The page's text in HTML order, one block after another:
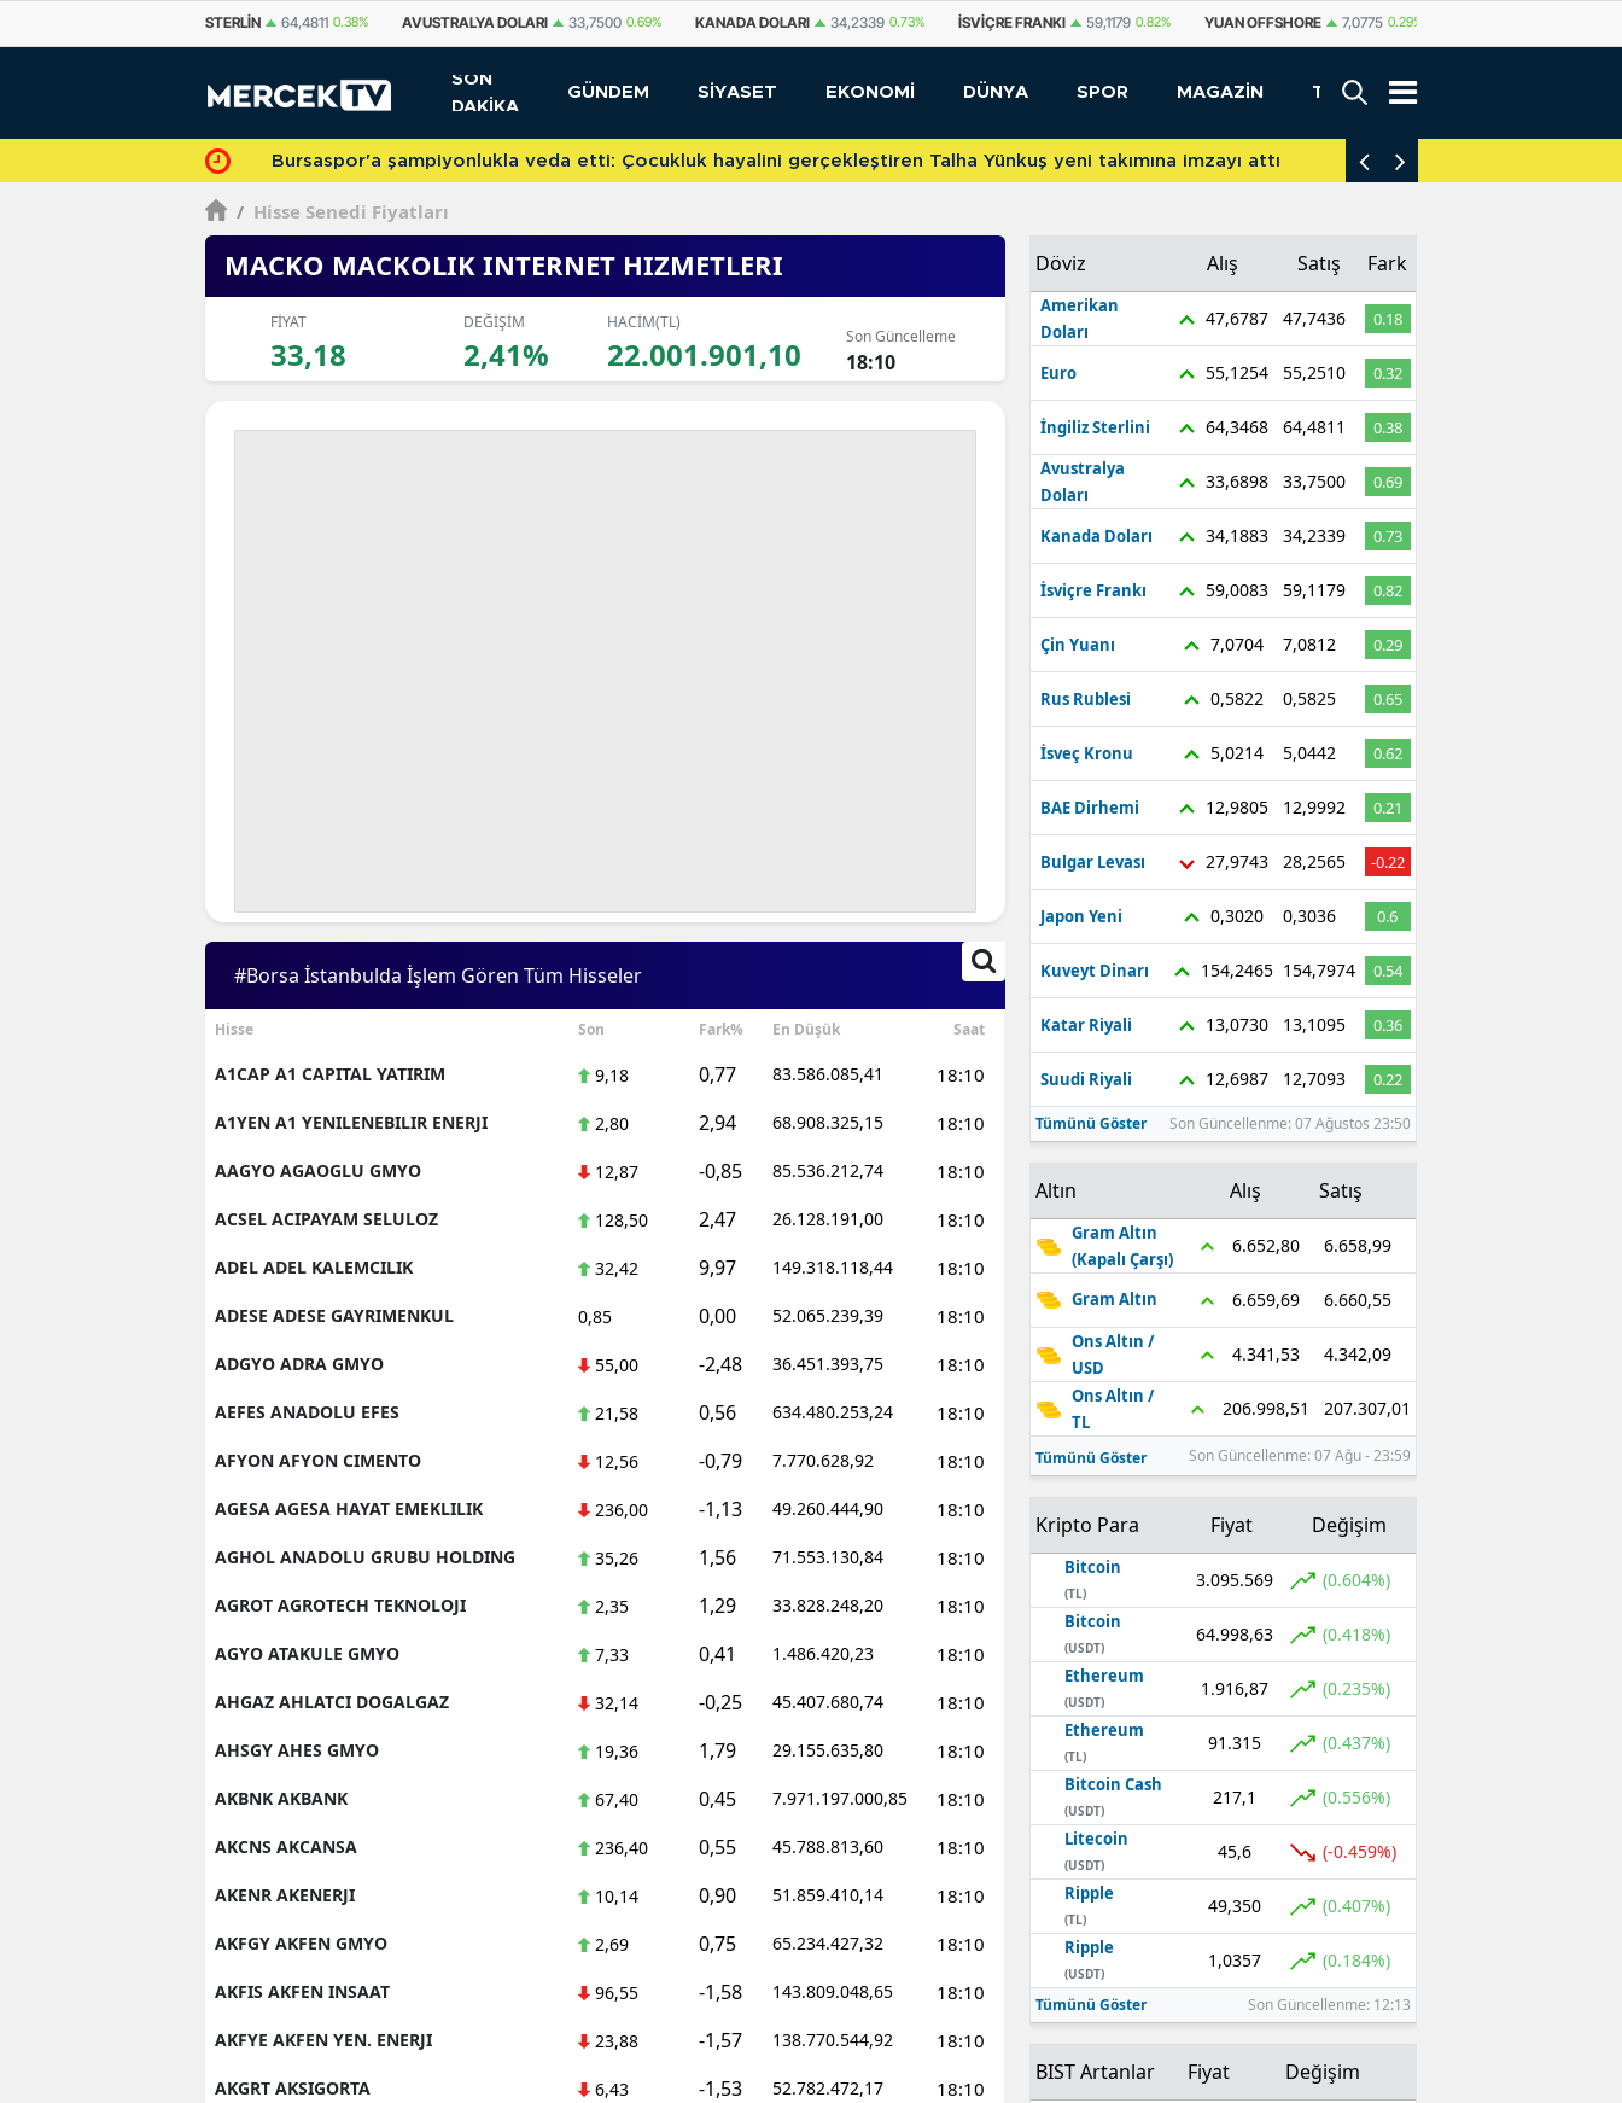
AVUSTRALYA DOLARI 33,7500 0.69% KANADA DOLARI 34,2339 0.73% İSVIÇRE FRANKI 59,1179 0.82% YUAN OFFSHORE 7,0775 0.29% YUAN 7,0812 0.29%
SON
DAKİKA
GÜNDEM SİYASET EKONOMİ DÜNYA SPOR MAGAZİN TEKNOLOJİ
Bursaspor'a şampiyonlukla veda etti: Çocukluk hayalini gerçekleştiren Talha Yünkuş yeni takımına imzayı attı
/ Hisse Senedi Fiyatları
MACKO MACKOLIK INTERNET HIZMETLERI
FİYAT
33,18
DEĞİŞİM
2,41%
HACİM(TL)
22.001.901,10 Son Güncelleme
18:10
#Borsa İstanbulda İşlem Gören Tüm Hisseler
Hisse Son Fark% En Düşük Saat
A1CAP A1 CAPITAL YATIRIM 9,18 0,77 83.586.085,41 18:10
A1YEN A1 YENILENEBILIR ENERJI 2,80 2,94 68.908.325,15 18:10
AAGYO AGAOGLU GMYO 12,87 -0,85 85.536.212,74 18:10
ACSEL ACIPAYAM SELULOZ 128,50 2,47 26.128.191,00 18:10
ADEL ADEL KALEMCILIK 32,42 9,97 149.318.118,44 18:10
ADESE ADESE GAYRIMENKUL 0,85 0,00 52.065.239,39 18:10
ADGYO ADRA GMYO 55,00 -2,48 36.451.393,75 18:10
AEFES ANADOLU EFES 21,58 0,56 634.480.253,24 18:10
AFYON AFYON CIMENTO 12,56 -0,79 7.770.628,92 18:10
AGESA AGESA HAYAT EMEKLILIK 236,00 -1,13 49.260.444,90 18:10
AGHOL ANADOLU GRUBU HOLDING 35,26 1,56 71.553.130,84 18:10
AGROT AGROTECH TEKNOLOJI 2,35 1,29 33.828.248,20 18:10
AGYO ATAKULE GMYO 7,33 0,41 1.486.420,23 18:10
AHGAZ AHLATCI DOGALGAZ 32,14 -0,25 45.407.680,74 18:10
AHSGY AHES GMYO 19,36 1,79 29.155.635,80 18:10
AKBNK AKBANK 67,40 0,45 7.971.197.000,85 18:10
AKCNS AKCANSA 236,40 0,55 45.788.813,60 18:10
AKENR AKENERJI 10,14 0,90 51.859.410,14 18:10
AKFGY AKFEN GMYO 2,69 0,75 65.234.427,32 18:10
AKFIS AKFEN INSAAT 96,55 -1,58 143.809.048,65 18:10
AKFYE AKFEN YEN. ENERJI 23,88 -1,57 138.770.544,92 18:10
AKGRT AKSIGORTA 6,43 -1,53 52.782.472,17 18:10
Döviz Alış Satış Fark
Amerikan
Doları
47,6787 47,7436 0.18
Euro 55,1254 55,2510 0.32
İngiliz Sterlini 64,3468 64,4811
0.38
Avustralya
Doları
33,6898 33,7500 0.69
Kanada Doları 34,1883 34,2339 0.73
İsviçre Frankı 59,0083 59,1179 0.82
Çin Yuanı 7,0704 7,0812 0.29
Rus Rublesi 0,5822 0,5825 0.65
İsveç Kronu 5,0214 5,0442 0.62
BAE Dirhemi 12,9805 12,9992 0.21
Bulgar Levası 27,9743 28,2565 -0.22
Japon Yeni 0,3020 0,3036 0.6
Kuveyt Dinarı 154,2465 154,7974 0.54
Katar Riyali 13,0730 13,1095 0.36
Suudi Riyali 12,6987 12,7093 0.22
Tümünü Göster Son Güncellenme: 07 Ağustos 23:50
Altın Alış Satış
Gram Altın
(Kapalı Çarşı)
6.652,80 6.658,99
Gram Altın 6.659,69 6.660,55
Ons Altın /
USD
4.341,53 4.342,09
Ons Altın /
TL
206.998,51 207.307,01
Tümünü Göster Son Güncellenme: 07 Ağu - 23:59
Kripto Para Fiyat Değişim
Bitcoin
(TL)
3.095.569 (0.604%)
Bitcoin
(USDT)
64.998,63 (0.418%)
Ethereum
(USDT)
1.916,87 (0.235%)
Ethereum
(TL)
91.315 (0.437%)
Bitcoin Cash
(USDT)
217,1 (0.556%)
Litecoin
(USDT)
45,6 (-0.459%)
Ripple
(TL)
49,350 (0.407%)
Ripple
(USDT)
1,0357 (0.184%)
Tümünü Göster Son Güncellenme: 12:13
BIST Artanlar Fiyat Değişim